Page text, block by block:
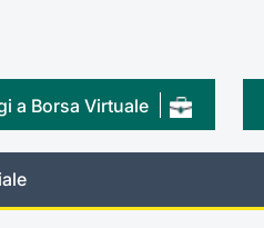
a Borsa Virtuale